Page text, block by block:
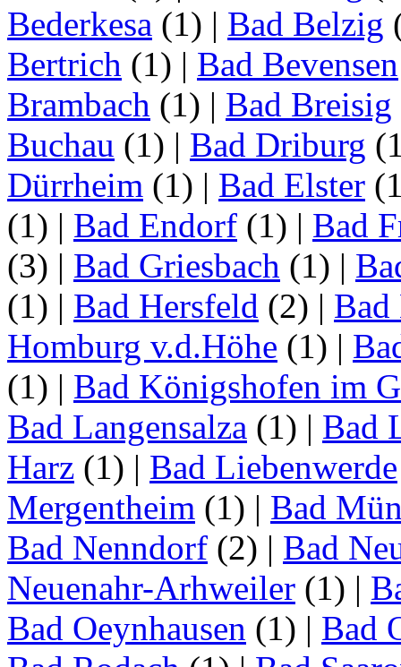
Bederkesa (1) | Bad Belzig
Bertrich (1) | Bad Bevensen
Brambach (1) | Bad Breisig
Buchau (1) | Bad Driburg
Dürrheim (1) | Bad Elster
(1) | Bad Endorf (1) | Bad
(3) | Bad Griesbach (1) |
(1) | Bad Hersfeld (2) | Bad
Homburg v.d.Höhe (1) |
(1) | Bad Königshofen im
Bad Langensalza (1) | Bad
Harz (1) | Bad Liebenwerde
Mergentheim (1) | Bad
Bad Nenndorf (2) | Bad
Neuenahr-Arhweiler (1) |
Bad Oeynhausen (1) | Bad